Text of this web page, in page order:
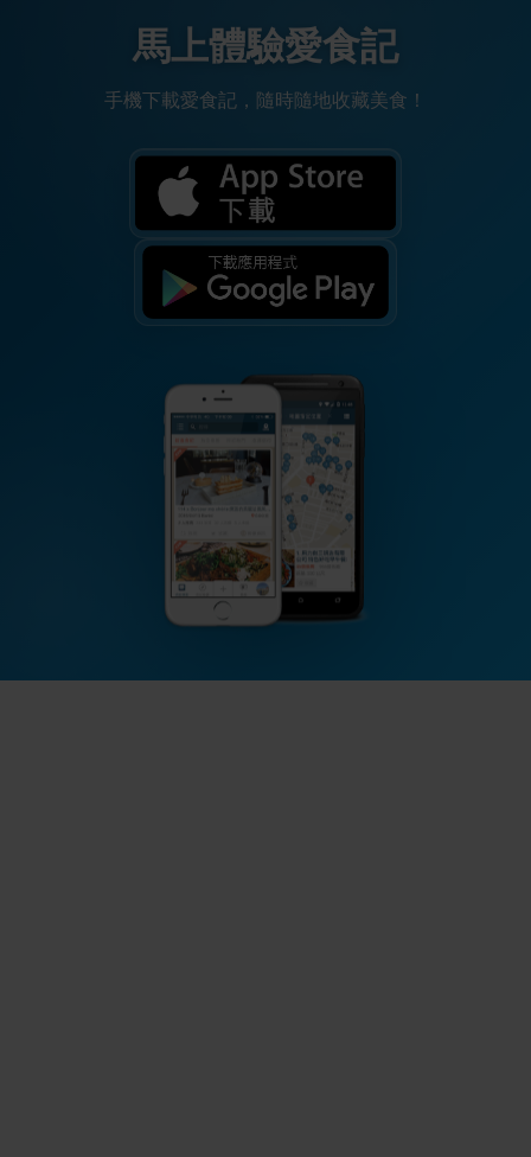
馬上體驗愛食記
手機下載愛食記，隨時隨地收藏美食！